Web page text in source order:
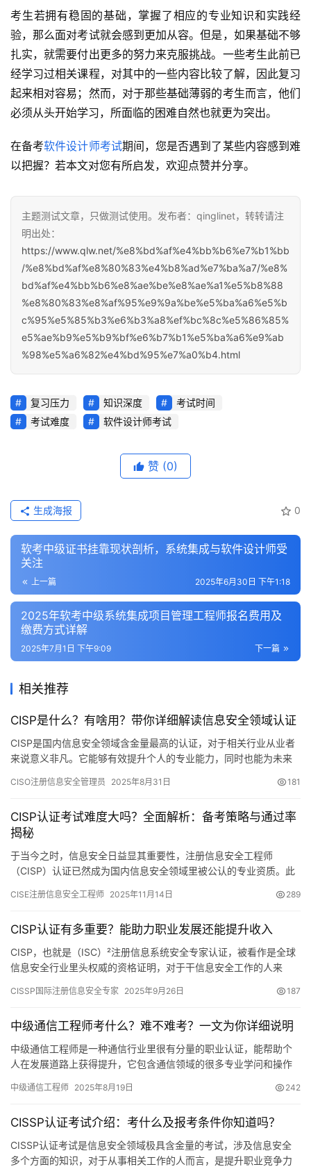
考生若拥有稳固的基础，掌握了相应的专业知识和实践经
验，那么面对考试就会感到更加从容。但是，如果基础不够
扎实，就需要付出更多的努力来克服挑战。一些考生此前已
经学习过相关课程，对其中的一些内容比较了解，因此复习
起来相对容易；然而，对于那些基础薄弱的考生而言，他们
必须从头开始学习，所面临的困难自然也就更为突出。
在备考软件设计师考试期间，您是否遇到了某些内容感到难
以把握？若本文对您有所启发，欢迎点赞并分享。
主题测试文章，只做测试使用。发布者：qinglinet，转转请注
明出处：
https://www.qlw.net/%e8%bd%af%e4%bb%b6%e7%b1%bb
/%e8%bd%af%e8%80%83%e4%b8%ad%e7%ba%a7/%e8%
bd%af%e4%bb%b6%e8%ae%be%e8%ae%a1%e5%b8%88
%e8%80%83%e8%af%95%e9%9a%be%e5%ba%a6%e5%b
c%95%e5%85%b3%e6%b3%a8%ef%bc%8c%e5%86%85%
e5%ae%b9%e5%b9%bf%e6%b7%b1%e5%ba%a6%e9%ab
%98%e5%a6%82%e4%bd%95%e7%a0%b4.html
复习压力 知识深度
考试时间
考试难度
软件设计师考试
赞 (0)
0
生成海报
软考中级证书挂靠现状剖析，系统集成与软件设计师受
关注
上一篇 2025年6月30日 下午1:18
2025年软考中级系统集成项目管理工程师报名费用及
缴费方式详解
下一篇
2025年7月1日 下午9:09
相关推荐
CISP是什么？有啥用？带你详细解读信息安全领域认证
CISP是国内信息安全领域含金量最高的认证，对于相关行业从业者
来说意义非凡。它能够有效提升个人的专业能力，同时也能为未来
CISO注册信息安全管理员 2025年8月31日 181
CISP认证考试难度大吗？全面解析：备考策略与通过率
揭秘
于当今之时，信息安全日益显其重要性，注册信息安全工程师
（CISP）认证已然成为国内信息安全领域里被公认的专业资质。此
CISE注册信息安全工程师 2025年11月14日 289
CISP认证有多重要？能助力职业发展还能提升收入
CISP，也就是（ISC）²注册信息系统安全专家认证，被看作是全球
信息安全行业里头权威的资格证明，对于干信息安全工作的人来
CISSP国际注册信息安全专家 2025年9月26日 187
中级通信工程师考什么？难不难考？一文为你详细说明
中级通信工程师是一种通信行业里很有分量的职业认证，能帮助个
人在发展道路上获得提升，它包含通信领域的很多专业学问和操作
中级通信工程师 2025年8月19日 242
CISSP认证考试介绍：考什么及报考条件你知道吗？
CISSP认证考试是信息安全领域极具含金量的考试，涉及信息安全
多个方面的知识，对于从事相关工作的人而言，是提升职业竞争力